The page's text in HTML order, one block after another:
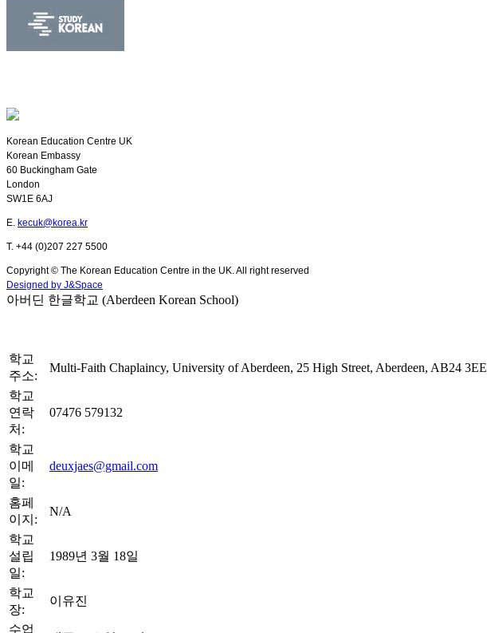
Korean Education Centre UK
Korean Embassy
60 Buckingham Gate
London
SW1E 6AJ
E. kecuk@korea.kr
T. +44 (0)207 227 5500
Copyright © The Korean Education Centre in the UK. All right reserved
Designed by J&Space
아버딘 한글학교 (Aberdeen Korean School)
학교
주소:
Multi-Faith Chaplaincy, University of Aberdeen, 25 High Street, Aberdeen, AB24 3EE
학교
연락
처:
07476 579132
학교
이메
일:
deuxjaes@gmail.com
홈페
이지:
N/A
학교
설립
일:
1989년 3월 18일
학교
장:
이유진
수업